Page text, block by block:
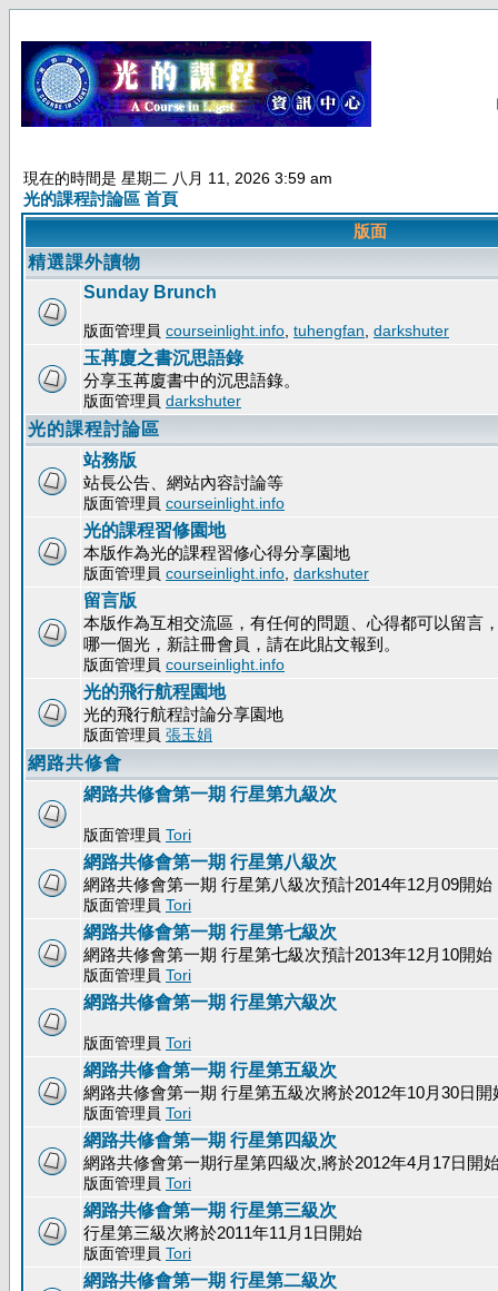
現在的時間是 星期二 八月 11, 2026 3:59 am
光的課程討論區 首頁
版面
精選課外讀物
Sunday Brunch
版面管理員 courseinlight.info tuhengfan darkshuter
玉苒廈之書沉思語錄
分享玉苒廈書中的沉思語錄。
版面管理員 darkshuter
光的課程討論區
站務版
站長公告、網站內容討論等
版面管理員 courseinlight.info
光的課程習修園地
本版作為光的課程習修心得分享園地
版面管理員 courseinlight.info darkshuter
留言版
本版作為互相交流區，有任何的問題、心得都可以留言
哪一個光，新註冊會員，請在此貼文報到。
版面管理員 courseinlight.info
光的飛行航程園地
光的飛行航程討論分享園地
版面管理員 張玉娟
網路共修會
網路共修會第一期 行星第九級次
版面管理員 Tori
網路共修會第一期 行星第八級次
網路共修會第一期 行星第八級次預計2014年12月09開始
版面管理員 Tori
網路共修會第一期 行星第七級次
網路共修會第一期 行星第七級次預計2013年12月10開始
版面管理員 Tori
網路共修會第一期 行星第六級次
版面管理員 Tori
網路共修會第一期 行星第五級次
網路共修會第一期 行星第五級次將於2012年10月30日開
版面管理員 Tori
網路共修會第一期 行星第四級次
網路共修會第一期行星第四級次,將於2012年4月17日開
版面管理員 Tori
網路共修會第一期 行星第三級次
行星第三級次將於2011年11月1日開始
版面管理員 Tori
網路共修會第一期 行星第二級次